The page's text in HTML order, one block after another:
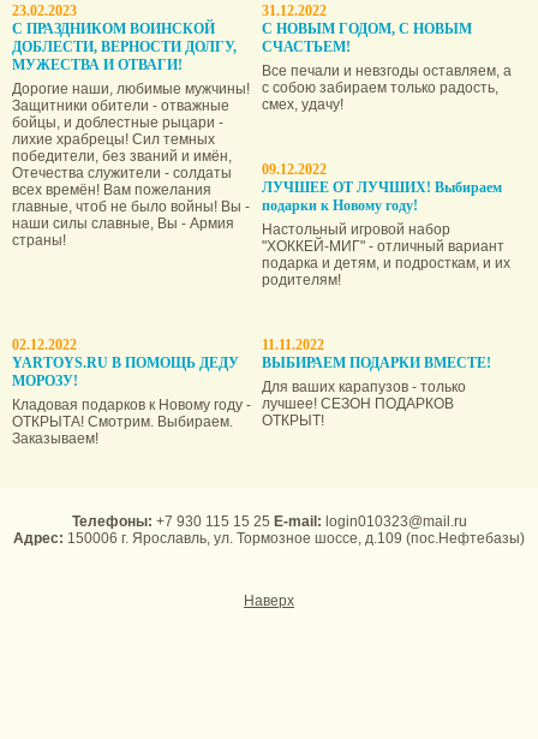
23.02.2023
С ПРАЗДНИКОМ ВОИНСКОЙ
ДОБЛЕСТИ, ВЕРНОСТИ ДОЛГУ,
МУЖЕСТВА И ОТВАГИ!
Дорогие наши, любимые мужчины!
Защитники обители - отважные
бойцы, и доблестные рыцари -
лихие храбрецы! Сил темных
победители, без званий и имён,
Отечества служители - солдаты
всех времён! Вам пожелания
главные, чтоб не было войны! Вы -
наши силы славные, Вы - Армия
страны!
31.12.2022
С НОВЫМ ГОДОМ, С НОВЫМ
СЧАСТЬЕМ!
Все печали и невзгоды оставляем, а
с собою забираем только радость,
смех, удачу!
09.12.2022
ЛУЧШЕЕ ОТ ЛУЧШИХ! Выбираем
подарки к Новому году!
Настольный игровой набор
"ХОККЕЙ-МИГ" - отличный вариант
подарка и детям, и подросткам, и их
родителям!
02.12.2022
YARTOYS.RU В ПОМОЩЬ ДЕДУ
МОРОЗУ!
Кладовая подарков к Новому году -
ОТКРЫТА! Смотрим. Выбираем.
Заказываем!
11.11.2022
ВЫБИРАЕМ ПОДАРКИ ВМЕСТЕ!
Для ваших карапузов - только
лучшее! СЕЗОН ПОДАРКОВ
ОТКРЫТ!
Телефоны: +7 930 115 15 25 E-mail: login010323@mail.ru
Адрес: 150006 г. Ярославль, ул. Тормозное шоссе, д.109 (пос.Нефтебазы)
Наверх